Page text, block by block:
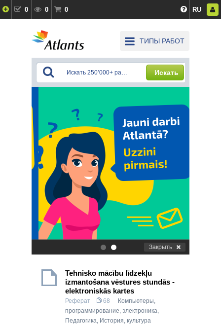
0 0 0 RU
ТИПЫ РАБОТ
Искать
. Закрыть
Tehnisko mācību līdzekļu
izmantošana vēstures stundās -
elektroniskās kartes
Реферат 68
Компьютеры,
программирование, электроника,
Педагогика, История, культура